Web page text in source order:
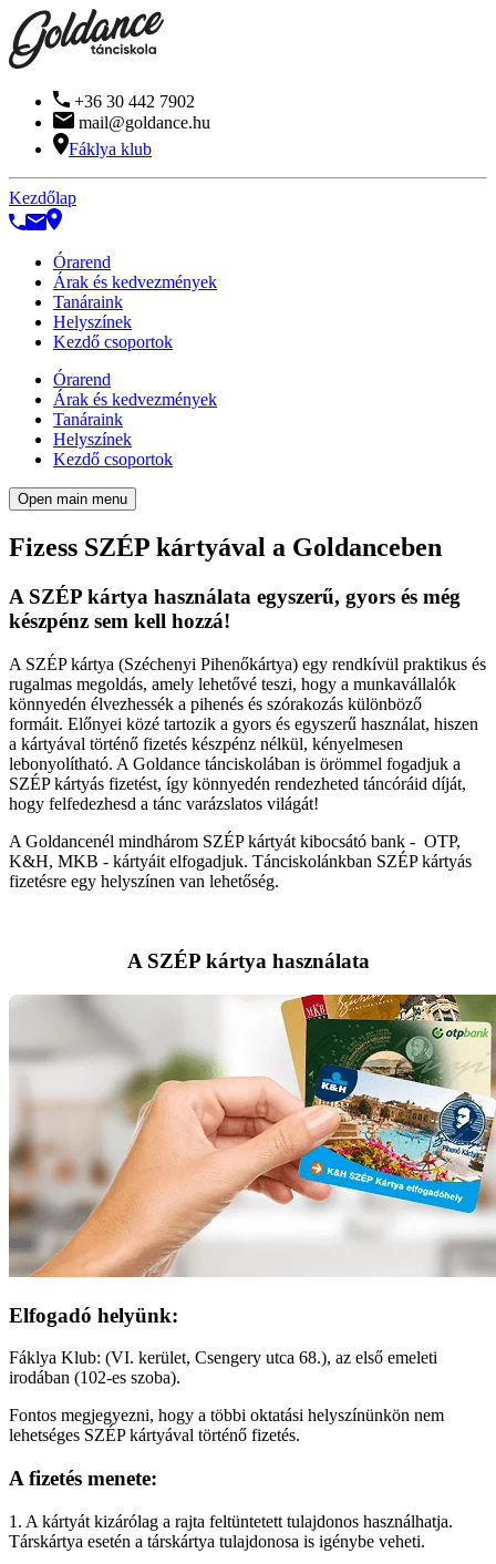
+36 30 442 7902
mail@goldance.hu
Fáklya klub
Kezdőlap
Órarend
Árak és kedvezmények
Tanáraink
Helyszínek
Kezdő csoportok
Órarend
Árak és kedvezmények
Tanáraink
Helyszínek
Kezdő csoportok
Open main menu
Fizess SZÉP kártyával a Goldanceben
A SZÉP kártya használata egyszerű, gyors és még
készpénz sem kell hozzá!
A SZÉP kártya (Széchenyi Pihenőkártya) egy rendkívül praktikus és
rugalmas megoldás, amely lehetővé teszi, hogy a munkavállalók
könnyedén élvezhessék a pihenés és szórakozás különböző
formáit. Előnyei közé tartozik a gyors és egyszerű használat, hiszen
a kártyával történő fizetés készpénz nélkül, kényelmesen
lebonyolítható. A Goldance tánciskolában is örömmel fogadjuk a
SZÉP kártyás fizetést, így könnyedén rendezheted táncóráid díját,
hogy felfedezhesd a tánc varázslatos világát!
A Goldancenél mindhárom SZÉP kártyát kibocsátó bank - OTP,
K&H, MKB - kártyáit elfogadjuk. Tánciskolánkban SZÉP kártyás
fizetésre egy helyszínen van lehetőség.
A SZÉP kártya használata
Elfogadó helyünk:
Fáklya Klub: (VI. kerület, Csengery utca 68.), az első emeleti
irodában (102-es szoba).
Fontos megjegyezni, hogy a többi oktatási helyszínünkön nem
lehetséges SZÉP kártyával történő fizetés.
A fizetés menete:
1. A kártyát kizárólag a rajta feltüntetett tulajdonos használhatja.
Társkártya esetén a társkártya tulajdonosa is igénybe veheti.